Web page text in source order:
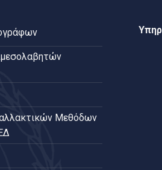
Μεθόδων